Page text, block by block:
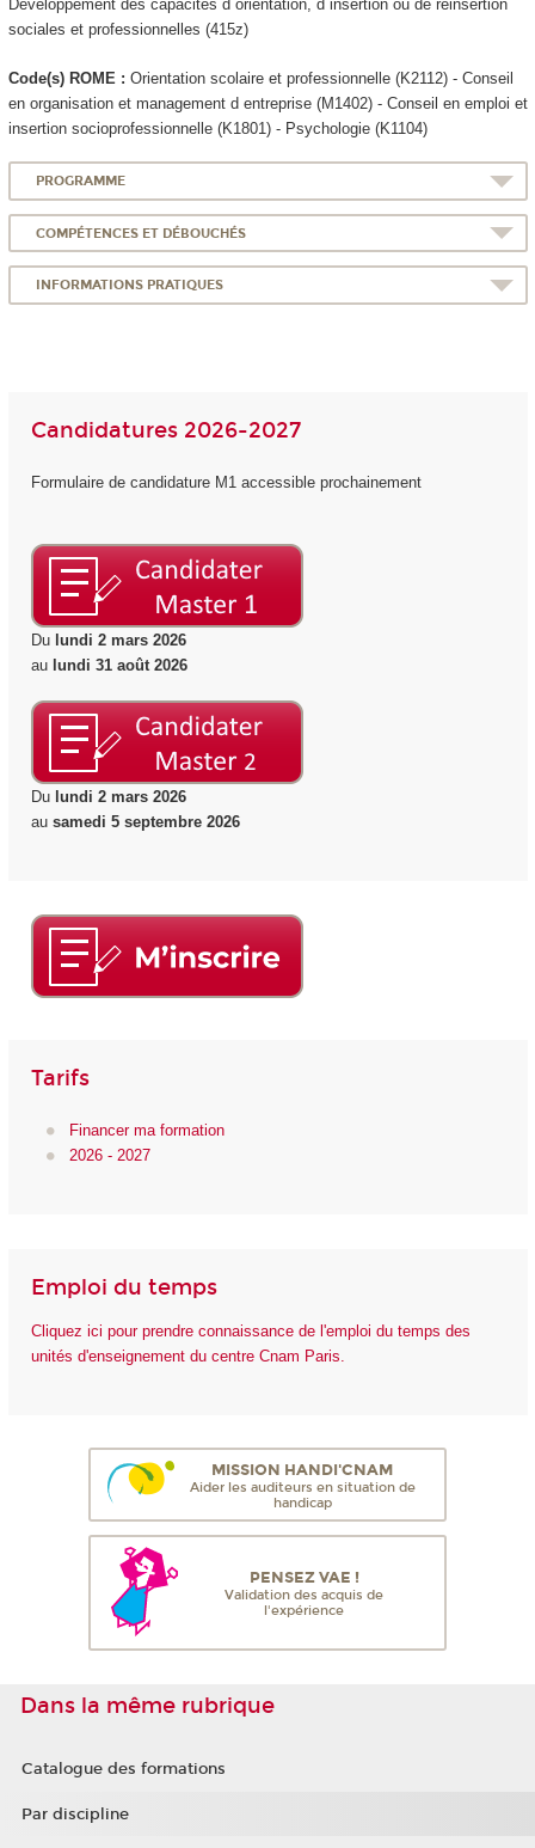
Développement des capacités d orientation, d insertion ou de réinsertion
sociales et professionnelles (415z)
Code(s) ROME : Orientation scolaire et professionnelle (K2112) - Conseil
en organisation et management d entreprise (M1402) - Conseil en emploi et
insertion socioprofessionnelle (K1801) - Psychologie (K1104)
PROGRAMME
COMPÉTENCES ET DÉBOUCHÉS
INFORMATIONS PRATIQUES
Candidatures 2026-2027
Formulaire de candidature M1 accessible prochainement
Du lundi 2 mars 2026
au lundi 31 août 2026
Du lundi 2 mars 2026
au samedi 5 septembre 2026
Tarifs
Financer ma formation
2026 - 2027
Emploi du temps
Cliquez ici pour prendre connaissance de l'emploi du temps des
unités d'enseignement du centre Cnam Paris.
MISSION HANDI'CNAM
Aider les auditeurs en situation de
handicap
PENSEZ VAE !
Validation des acquis de
l'expérience
Dans la même rubrique
Catalogue des formations
Par discipline